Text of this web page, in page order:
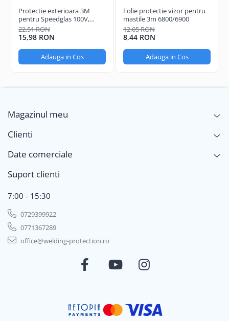
Protectie exterioara 3M
pentru Speedglas 100V,
Standard
22,51 RON
15,98 RON
Adauga in Cos
Folie protectie vizor pentru
mastile 3m 6800/6900
12,05 RON
8,44 RON
Adauga in Cos
Magazinul meu
Clienti
Date comerciale
Suport clienti
7:00 - 15:30
0729399922
0771367289
office@welding-protection.ro